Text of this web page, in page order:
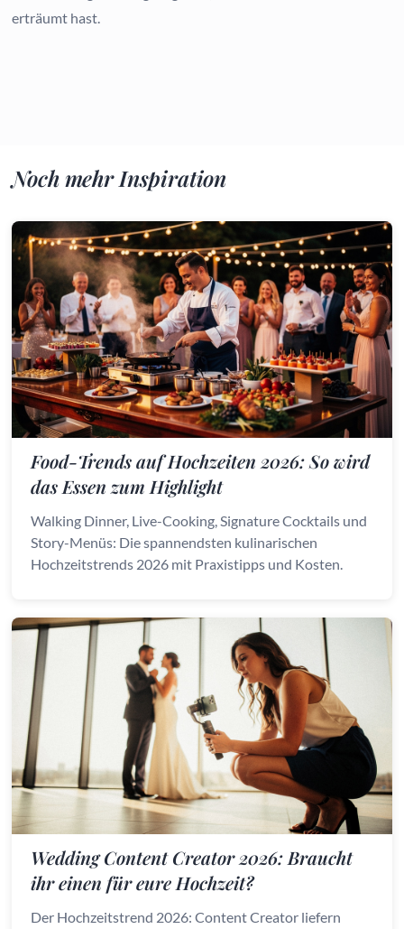
erträumt hast.
Noch mehr Inspiration
Food-Trends auf Hochzeiten 2026: So wird
das Essen zum Highlight
Walking Dinner, Live-Cooking, Signature Cocktails und
Story-Menüs: Die spannendsten kulinarischen
Hochzeitstrends 2026 mit Praxistipps und Kosten.
Wedding Content Creator 2026: Braucht
ihr einen für eure Hochzeit?
Der Hochzeitstrend 2026: Content Creator liefern